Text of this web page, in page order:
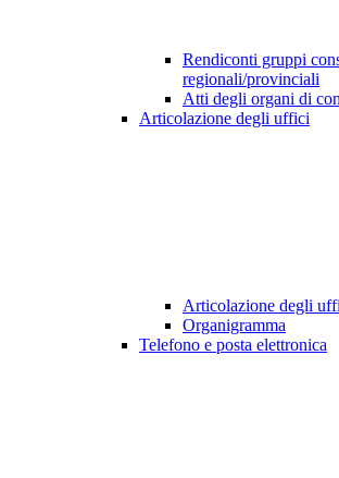
Rendiconti gruppi
regionali/provinciali
Atti degli organi di
Articolazione degli uffici
Articolazione degli
Organigramma
Telefono e posta elettronica